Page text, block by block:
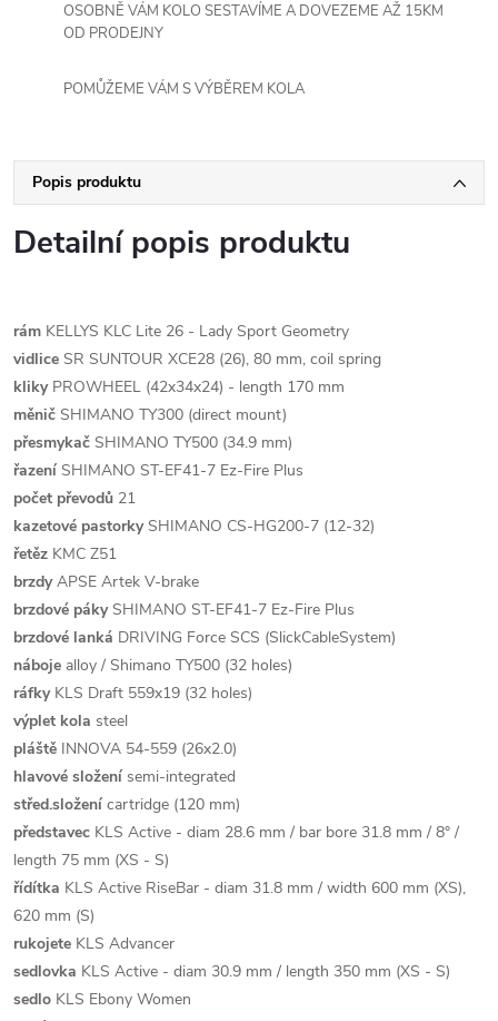
OSOBNĚ VÁM KOLO SESTAVÍME A DOVEZEME AŽ 15KM
OD PRODEJNY
POMŮŽEME VÁM S VÝBĚREM KOLA
Popis produktu
Detailní popis produktu
rám KELLYS KLC Lite 26 - Lady Sport Geometry
vidlice SR SUNTOUR XCE28 (26), 80 mm, coil spring
klikyPROWHEEL (42x34x24) - length 170 mm
měnič SHIMANO TY300 (direct mount)
přesmykač SHIMANO TY500 (34.9 mm)
řazení SHIMANO ST-EF41-7 Ez-Fire Plus
počet převodů 21
kazetové pastorkySHIMANO CS-HG200-7 (12-32)
řetěz KMC Z51
brzdyAPSE Artek V-brake
brzdové pákySHIMANO ST-EF41-7 Ez-Fire Plus
brzdové lanká DRIVING Force SCS (SlickCableSystem)
náboje alloy / Shimano TY500 (32 holes)
ráfkyKLS Draft 559x19 (32 holes)
výplet kola steel
pláště INNOVA 54-559 (26x2.0)
hlavové složení semi-integrated
střed.složení cartridge (120 mm)
představec KLS Active - diam 28.6 mm / bar bore 31.8 mm / 8° /
length 75 mm (XS - S)
řídítka KLS Active RiseBar - diam 31.8 mm / width 600 mm (XS),
620 mm (S)
rukojete KLS Advancer
sedlovka KLS Active - diam 30.9 mm / length 350 mm (XS - S)
sedlo KLS Ebony Women